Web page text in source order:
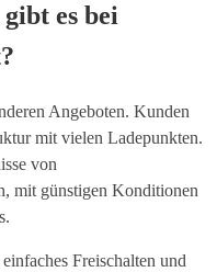
es bei
Angeboten. Kunden
mit vielen Ladepunkten.
von
mit günstigen Konditionen
Freischalten und